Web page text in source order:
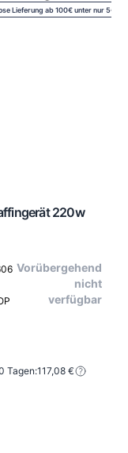
Lieferung ab 100€ unter nur 5€
220w
Vorübergehend
nicht
verfügbar
Tagen:117,08 €